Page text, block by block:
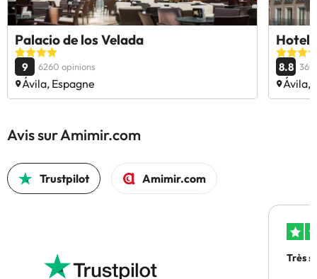
Palacio de los Velada
9 6260 opinions
Ávila, Espagne
Hotel
8.8
Ávila,
Avis sur Amimir.com
Trustpilot Amimir.com
Très